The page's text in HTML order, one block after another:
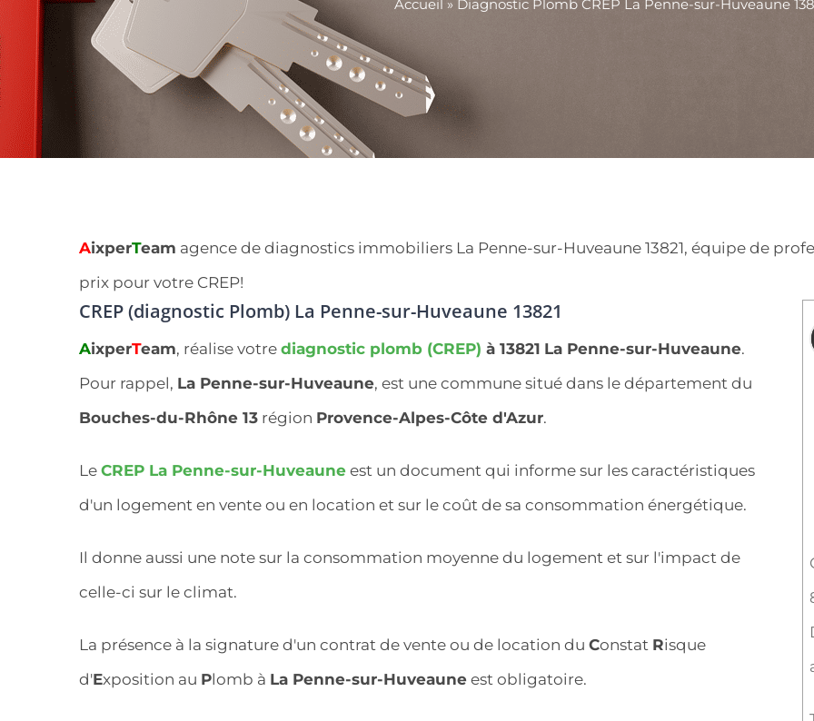
Accueil » Diagnostic Plomb CREP La Penne-sur-Huveaune
AixperTeam agence de diagnostics immobiliers La Penne-sur-Huveaune 13821, équipe de
prix pour votre CREP!
CREP (diagnostic Plomb) La Penne-sur-Huveaune 13821
AixperTeam, réalise votre diagnostic plomb (CREP) à 13821 La Penne-sur-Huveaune.
Pour rappel, La Penne-sur-Huveaune, est une commune situé dans le département du
Bouches-du-Rhône 13 région Provence-Alpes-Côte d'Azur.
Le CREP La Penne-sur-Huveaune est un document qui informe sur les caractéristiques
d'un logement en vente ou en location et sur le coût de sa consommation énergétique.
Il donne aussi une note sur la consommation moyenne du logement et sur l'impact de
celle-ci sur le climat.
La présence à la signature d'un contrat de vente ou de location du Constat Risque
d'Exposition au Plomb à La Penne-sur-Huveaune est obligatoire.